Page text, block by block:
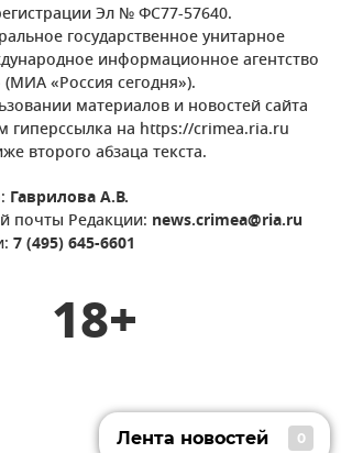
Эл № ФС77-57640.
государственное унитарное
информационное агентство
(МИА «Россия сегодня»).
материалов и новостей сайта
гиперссылка на https://crimea.ria.ru
второго абзаца текста.
Гаврилова А.В.
почты Редакции: news.crimea@ria.ru
7 (495) 645-6601
18+
Лента новостей 0